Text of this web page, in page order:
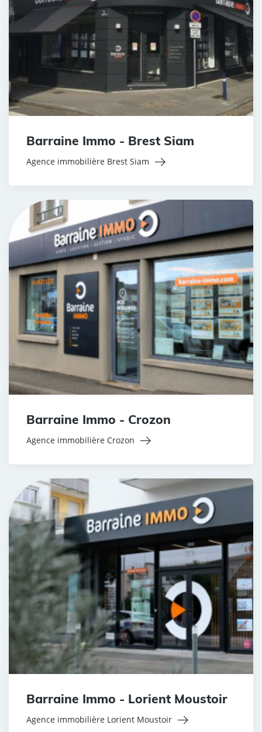
Barraine Immo - Brest Siam
Agence immobilière Brest Siam
Barraine Immo - Crozon
Agence immobilière Crozon
Barraine Immo - Lorient Moustoir
Agence immobilière Lorient Moustoir